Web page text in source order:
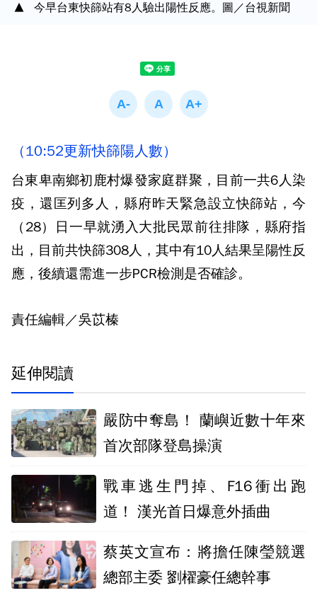
今早台東快篩站有8人驗出陽性反應。圖／台視新聞
（10:52更新快篩陽人數）
台東卑南鄉初鹿村爆發家庭群聚，目前一共6人染
疫，還匡列多人，縣府昨天緊急設立快篩站，今
（28）日一早就湧入大批民眾前往排隊，縣府指
出，目前共快篩308人，其中有10人結果呈陽性反
應，後續還需進一步PCR檢測是否確診。
責任編輯／吳苡榛
延伸閱讀
嚴防中奪島！ 蘭嶼近數十年來
首次部隊登島操演
戰車逃生門掉、F16衝出跑
道！ 漢光首日爆意外插曲
蔡英文宣布：將擔任陳瑩競選
總部主委 劉櫂豪任總幹事